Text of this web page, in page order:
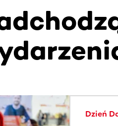
zawiera treści przewijane
Dzień